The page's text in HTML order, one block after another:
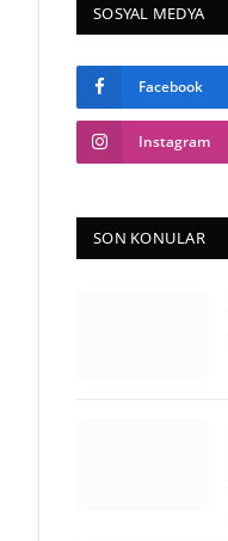
SOSYAL MEDYA
Facebook
Instagram
SON KONULAR